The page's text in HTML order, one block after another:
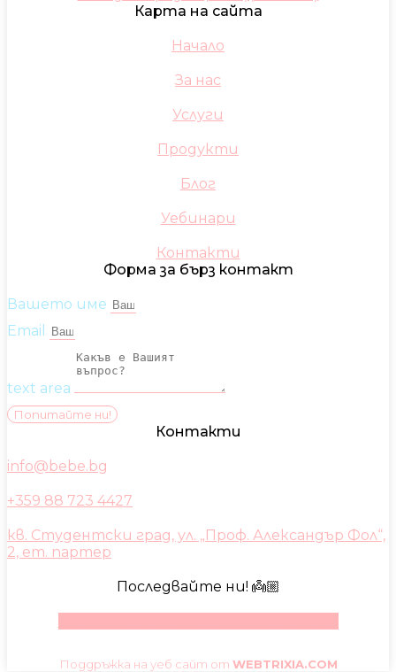
Карта на сайта
Начало
За нас
Услуги
Продукти
Блог
Уебинари
Контакти
Форма за бърз контакт
Вашето име
Email
text area
Попитайте ни!
Контакти
info@bebe.bg
+359 88 723 4427
кв. Студентски град, ул. „Проф. Александър Фол“,
2, ет. партер
Последвайте ни! 👼🏼
Поддръжка на уеб сайт от WEBTRIXIA.COM